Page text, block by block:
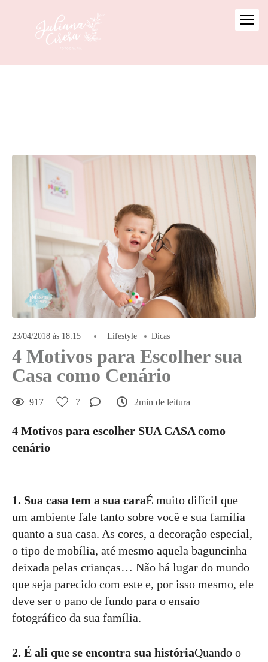
23/04/2018 às 18:15 Lifestyle Dicas
4 Motivos para Escolher sua
Casa como Cenário
917 7 2min de leitura
4 Motivos para escolher SUA CASA como
cenário
1. Sua casa tem a sua caraÉ muito difícil que
um ambiente fale tanto sobre você e sua família
quanto a sua casa. As cores, a decoração especial,
o tipo de mobília, até mesmo aquela baguncinha
deixada pelas crianças… Não há lugar do mundo
que seja parecido com este e, por isso mesmo, ele
deve ser o pano de fundo para o ensaio
fotográfico da sua família.
2. É ali que se encontra sua históriaQuando o